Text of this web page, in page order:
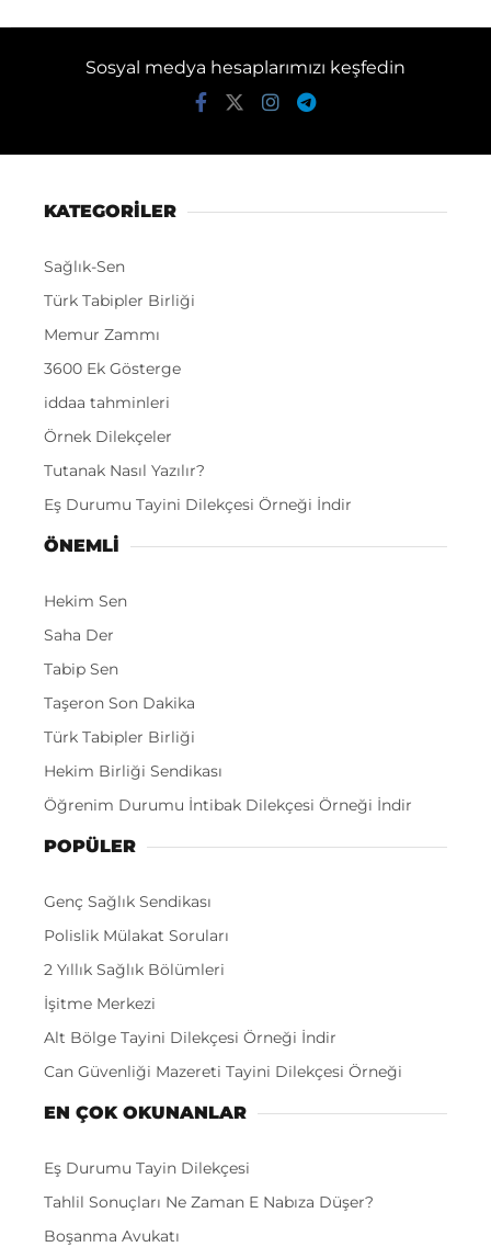
Sosyal medya hesaplarımızı keşfedin
KATEGORİLER
Sağlık-Sen
Türk Tabipler Birliği
Memur Zammı
3600 Ek Gösterge
iddaa tahminleri
Örnek Dilekçeler
Tutanak Nasıl Yazılır?
Eş Durumu Tayini Dilekçesi Örneği İndir
ÖNEMLI
Hekim Sen
Saha Der
Tabip Sen
Taşeron Son Dakika
Türk Tabipler Birliği
Hekim Birliği Sendikası
Öğrenim Durumu İntibak Dilekçesi Örneği İndir
POPÜLER
Genç Sağlık Sendikası
Polislik Mülakat Soruları
2 Yıllık Sağlık Bölümleri
İşitme Merkezi
Alt Bölge Tayini Dilekçesi Örneği İndir
Can Güvenliği Mazereti Tayini Dilekçesi Örneği
EN ÇOK OKUNANLAR
Eş Durumu Tayin Dilekçesi
Tahlil Sonuçları Ne Zaman E Nabıza Düşer?
Boşanma Avukatı